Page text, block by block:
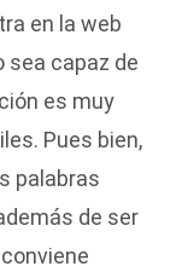
en la web
sea capaz de
es muy
Pues bien,
palabras
de ser